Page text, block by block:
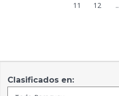
11 12
Clasificados en: